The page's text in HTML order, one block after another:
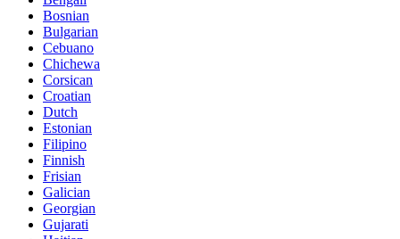
Bosnian
Bulgarian
Cebuano
Chichewa
Corsican
Croatian
Dutch
Estonian
Filipino
Finnish
Frisian
Galician
Georgian
Gujarati